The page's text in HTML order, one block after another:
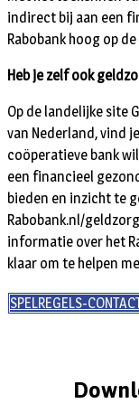
indirect bij aan een
Rabobank hoog op
Heb je zelf ook
Op de landelijke site
van Nederland, vind
coöperatieve bank
een financieel
bieden en inzicht te
Rabobank.nl/
informatie over het
klaar om te helpen
SPELREGELS-